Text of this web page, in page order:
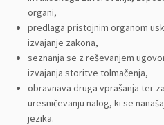
organi,
predlaga pristojnim organom
izvajanje zakona,
seznanja se z reševanjem
izvajanja storitve tolmačenja,
obravnava druga vprašanja ter
uresničevanju nalog, ki se
jezika.